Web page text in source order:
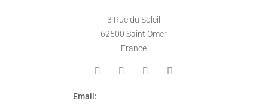
3 Rue du Soleil
62500 Saint Omer
France
Email: